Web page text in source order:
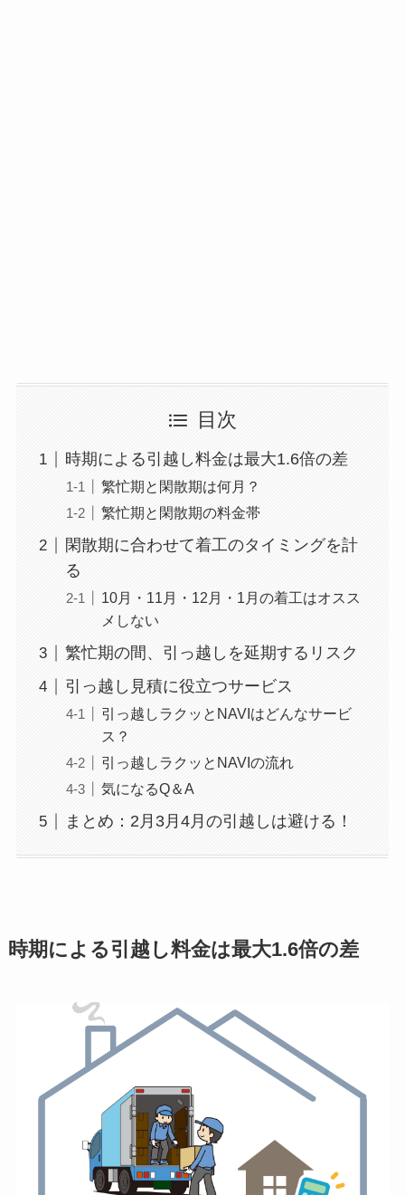
目次
時期による引越し料金は最大1.6倍の差
繁忙期と閑散期は何月？
繁忙期と閑散期の料金帯
閑散期に合わせて着工のタイミングを計
る
10月・11月・12月・1月の着工はオスス
メしない
繁忙期の間、引っ越しを延期するリスク
引っ越し見積に役立つサービス
引っ越しラクッとNAVIはどんなサービ
ス？
引っ越しラクッとNAVIの流れ
気になるQ＆A
まとめ：2月3月4月の引越しは避ける！
時期による引越し料金は最大1.6倍の差